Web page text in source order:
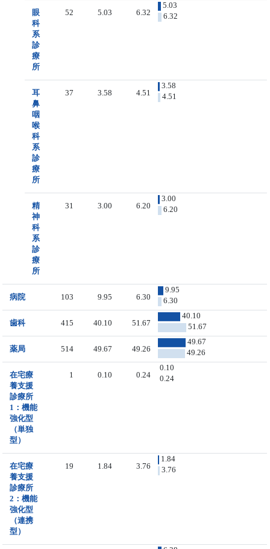
眼
科
系
診
療
所
52 5.03 6.32
5.03
6.32
耳
鼻
咽
喉
科
系
診
療
所
37 3.58 4.51
3.58
4.51
精
神
科
系
診
療
所
31 3.00 6.20
3.00
6.20
病院 103 9.95 6.30
9.95
6.30
歯科 415 40.10 51.67
40.10
51.67
薬局 514 49.67 49.26
49.67
49.26
在宅療
養支援
診療所
1：機能
強化型
（単独
型）
1 0.10 0.24
0.10
0.24
在宅療
養支援
診療所
2：機能
強化型
（連携
型）
19 1.84 3.76
1.84
3.76